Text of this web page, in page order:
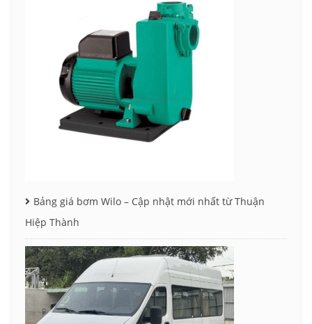
Bảng giá bơm Wilo – Cập nhật mới nhất từ Thuận
Hiệp Thành